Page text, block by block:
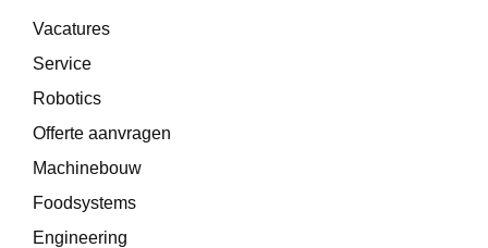
Vacatures
Service
Robotics
Offerte aanvragen
Machinebouw
Foodsystems
Engineering